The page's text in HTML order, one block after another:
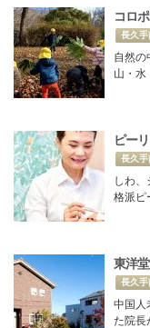
コロ
長久手
自然の
山・水
ピー
長久手
しわ
格派ピ
東洋
長久手
中国人
た院長